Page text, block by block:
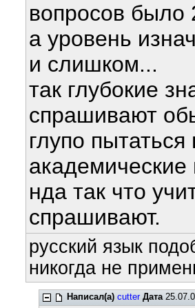
вопросов было
а уровень
и слишком...
так глубокие
спрашивают
глупо пытаться
академические
нда так что
спрашивают.
русский язык
никогда не
Написал(а) cutter Дата